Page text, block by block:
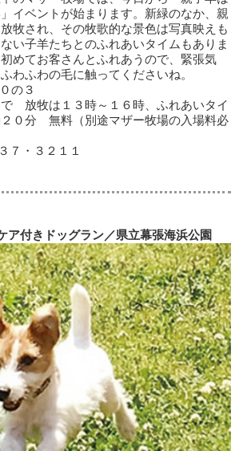
イベントが始まります。新緑のなか、親
牧され、その牧歌的な景色は写真映えも
い子羊たちとのふれあいタイムもありま
めてお客さんとふれあうので、緊張気
わふわの毛に触ってくださいね。
の３
で 放牧は１３時～１６時、ふれあいタイ
２０分 無料（別途マザー牧場の入場料必
・３２１１
ア付きドッグラン／県立幕張海浜公園